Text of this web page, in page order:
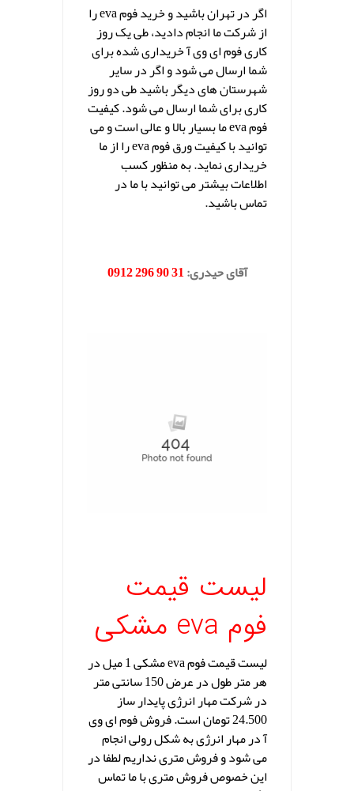
اگر در تهران باشید و خرید فوم eva را
از شرکت ما انجام دادید، طی یک روز
کاری فوم ای وی آ خریداری شده برای
شما ارسال می شود و اگر در سایر
شهرستان های دیگر باشید طی دو روز
کاری برای شما ارسال می شود. کیفیت
فوم eva ما بسیار بالا و عالی است و می
توانید با کیفیت ورق فوم eva را از ما
خریداری نماید. به منظور کسب
اطلاعات بیشتر می توانید با ما در
تماس باشید.
آقای حیدری:31 90 296 0912
لیست قیمت
فوم eva مشکی
لیست قیمت فوم eva مشکی 1 میل در
هر متر طول در عرض 150 سانتی متر
در شرکت مهار انرژی پایدار ساز
24.500 تومان است. فروش فوم ای وی
آ در مهار انرژی به شکل رولی انجام
می شود و فروش متری نداریم لطفا در
این خصوص فروش متری با ما تماس